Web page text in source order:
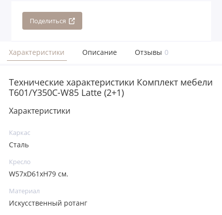
Поделиться
Характеристики Описание Отзывы 0
Технические характеристики Комплект мебели
T601/Y350C-W85 Latte (2+1)
Характеристики
Каркас
Сталь
Кресло
W57xD61xH79 см.
Материал
Искусственный ротанг